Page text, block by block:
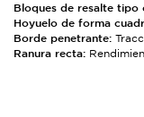
Bloques de resalte tipo
Hoyuelo de forma
Borde penetrante:
Ranura recta: